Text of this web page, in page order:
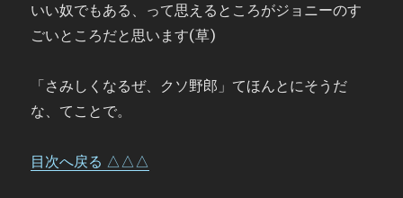
いい奴でもある、って思えるところがジョニーのす
ごいところだと思います(草)
「さみしくなるぜ、クソ野郎」てほんとにそうだ
な、てことで。
目次へ戻る △△△